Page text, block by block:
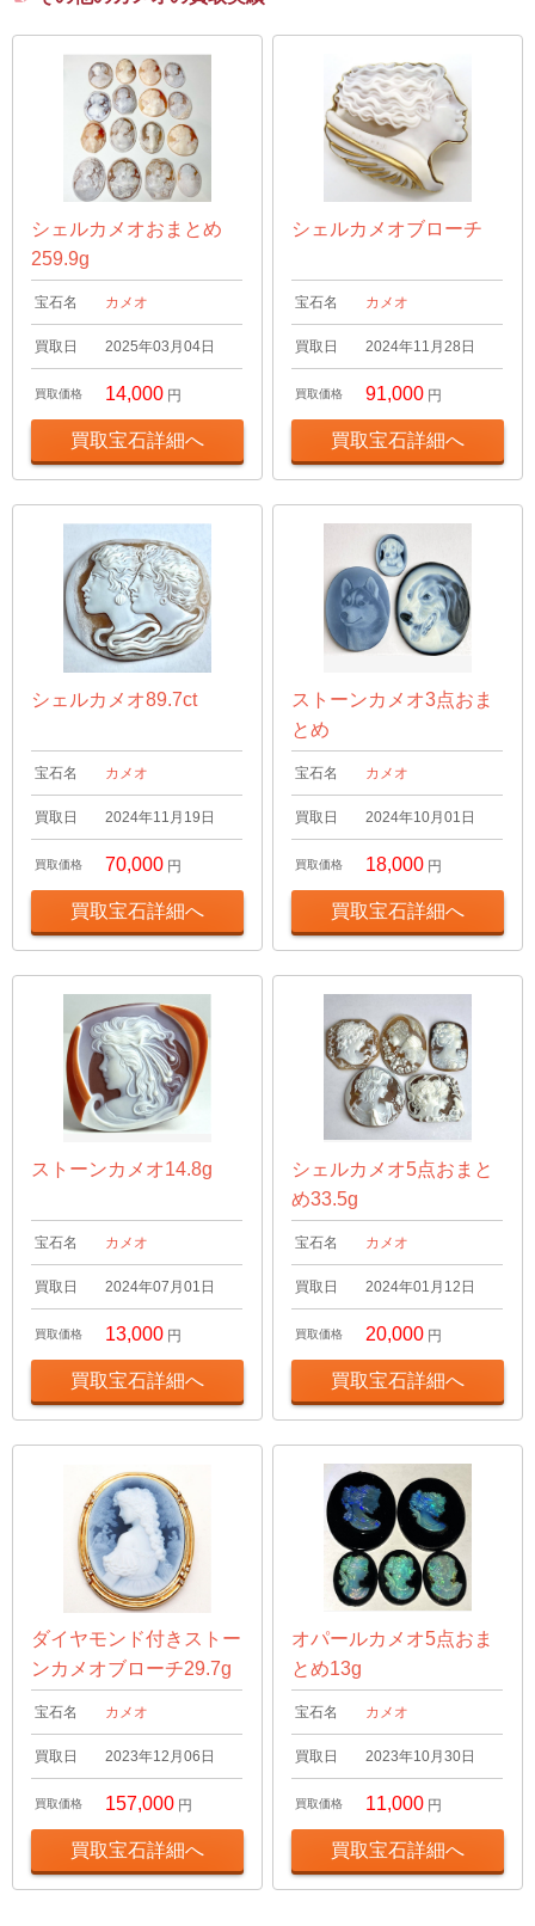
シェルカメオおまとめ
259.9g
宝石名 カメオ
買取日 2025年03月04日
買取価格 14,000 円
買取宝石詳細へ
シェルカメオブローチ
宝石名 カメオ
買取日 2024年11月28日
買取価格 91,000 円
買取宝石詳細へ
シェルカメオ89.7ct
宝石名 カメオ
買取日 2024年11月19日
買取価格 70,000 円
買取宝石詳細へ
ストーンカメオ3点おま
とめ
宝石名 カメオ
買取日 2024年10月01日
買取価格 18,000 円
買取宝石詳細へ
ストーンカメオ14.8g
宝石名 カメオ
買取日 2024年07月01日
買取価格 13,000 円
買取宝石詳細へ
シェルカメオ5点おまと
め33.5g
宝石名 カメオ
買取日 2024年01月12日
買取価格 20,000 円
買取宝石詳細へ
ダイヤモンド付きストー
ンカメオブローチ29.7g
宝石名 カメオ
買取日 2023年12月06日
買取価格 157,000 円
買取宝石詳細へ
オパールカメオ5点おま
とめ13g
宝石名 カメオ
買取日 2023年10月30日
買取価格 11,000 円
買取宝石詳細へ